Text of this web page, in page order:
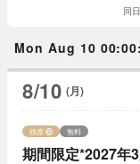
同
Mon Aug 10
8/10 (月)
期間限定*2027年
残席 無料